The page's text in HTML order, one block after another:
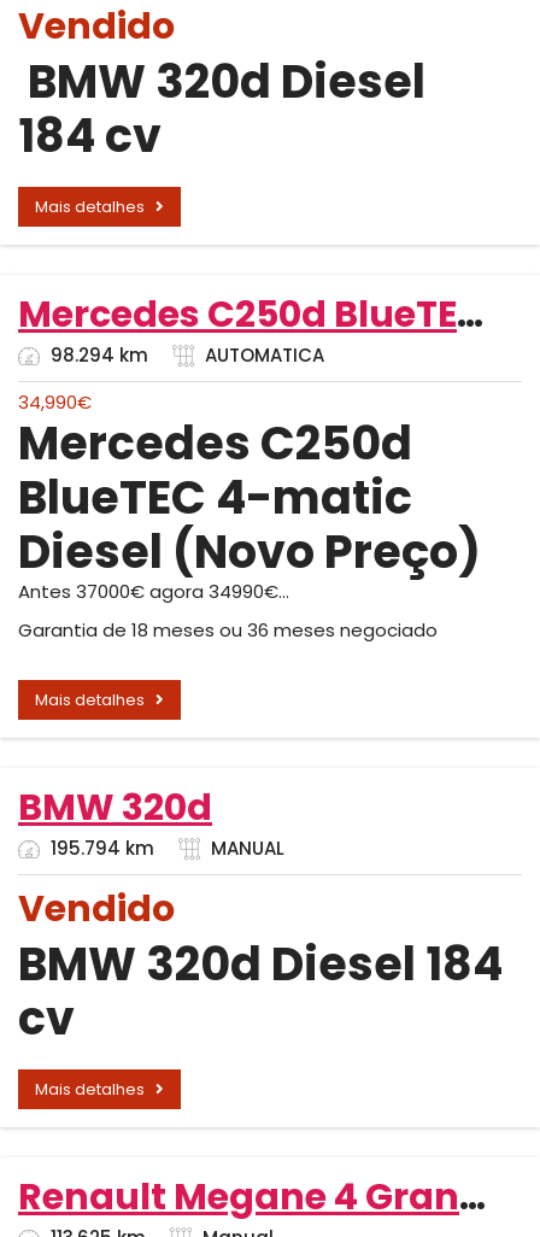
Vendido
BMW 320d Diesel
184 cv
Mais detalhes
Mercedes C250d BlueTEC 4Matic (Novo Preço)
98.294 km
AUTOMATICA
34,990€
Mercedes C250d
BlueTEC 4-matic
Diesel (Novo Preço)
Antes 37000€ agora 34990€…
Garantia de 18 meses ou 36 meses negociado
Mais detalhes
BMW 320d
195.794 km MANUAL
Vendido
BMW 320d Diesel 184
cv
Mais detalhes
Renault Megane 4 Grandtour 1.5 dCi 110 Diesel 110 cv